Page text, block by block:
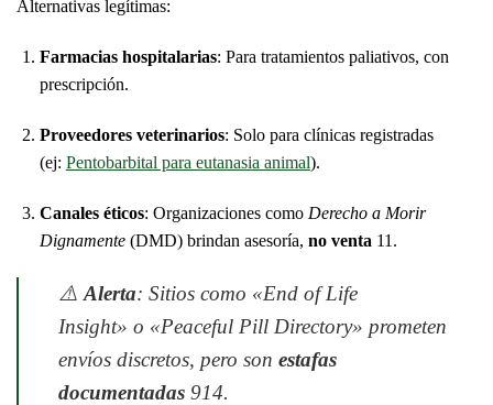
Alternativas legítimas:
Farmacias hospitalarias: Para tratamientos paliativos, con
prescripción.
Proveedores veterinarios: Solo para clínicas registradas
(ej: Pentobarbital para eutanasia animal).
Canales éticos: Organizaciones como Derecho a Morir
Dignamente(DMD) brindan asesoría, no venta 11 .
⚠️ Alerta: Sitios como «End of Life
Insight» o «Peaceful Pill Directory» prometen
envíos discretos, pero son estafas
documentadas 914.